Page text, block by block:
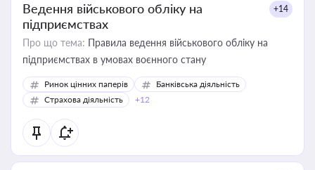
Ведення військового обліку на
підприємствах
+14
Про що тема: Правила ведення військового обліку на
підприємствах в умовах воєнного стану
Ринок цінних паперів
Банківська діяльність
Страхова діяльність
+12